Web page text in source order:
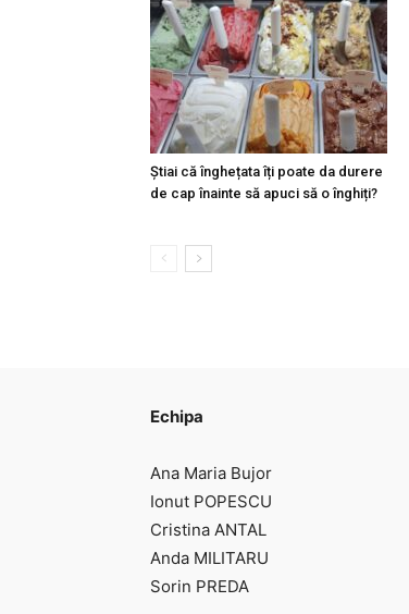
Știai că înghețata îți poate da durere
de cap înainte să apuci să o înghiți?
Echipa
Ana Maria Bujor
Ionut POPESCU
Cristina ANTAL
Anda MILITARU
Sorin PREDA